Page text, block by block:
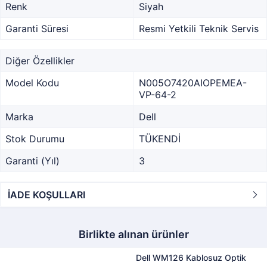
Renk
Siyah
Garanti Süresi
Resmi Yetkili Teknik Servis
Diğer Özellikler
Model Kodu
N005O7420AIOPEMEA-
VP-64-2
Marka
Dell
Stok Durumu
TÜKENDİ
Garanti (Yıl)
3
İADE KOŞULLARI
Birlikte alınan ürünler
Dell WM126 Kablosuz Optik